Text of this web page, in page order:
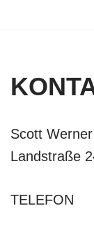
Scott
Landstraße
TELEFON